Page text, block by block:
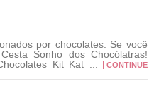
por chocolates. Se você
Sonho dos Chocólatras!
Kit Kat ... CONTINUE